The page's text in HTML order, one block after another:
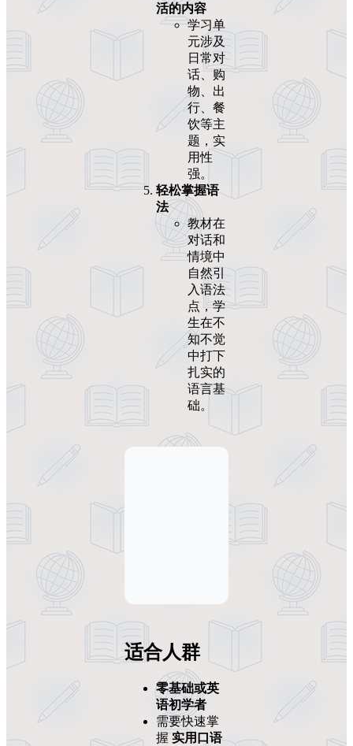
活的内容
学习单
元涉及
日常对
话、购
物、出
行、餐
饮等主
题，实
用性
强。
轻松掌握语
法
教材在
对话和
情境中
自然引
入语法
点，学
生在不
知不觉
中打下
扎实的
语言基
础。
适合人群
零基础或英
语初学者
需要快速掌
握实用口语